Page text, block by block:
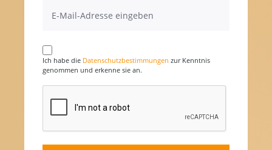
Ich habe die Datenschutzbestimmungen zur Kenntnis
genommen und erkenne sie an.